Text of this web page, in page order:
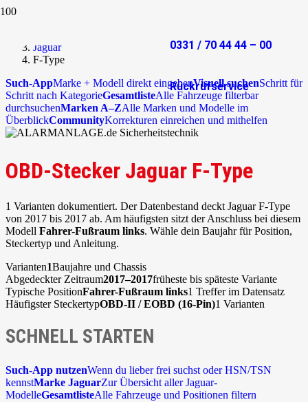
0331 / 70 44 44 – 00
Rückrufservice
Jaguar
F-Type
Such-AppMarke + Modell direkt eingebenVisuell suchenSchritt für
Schritt nach KategorieGesamtlisteAlle Fahrzeuge filterbar
durchsuchenMarken A–ZAlle Marken und Modelle im
ÜberblickCommunityKorrekturen einreichen und mithelfen
OBD-Stecker Jaguar F-Type
1 Varianten dokumentiert. Der Datenbestand deckt Jaguar F-Type
von 2017 bis 2017 ab. Am häufigsten sitzt der Anschluss bei diesem
Modell Fahrer-Fußraum links. Wähle dein Baujahr für Position,
Steckertyp und Anleitung.
Varianten1Baujahre und Chassis
Abgedeckter Zeitraum2017–2017früheste bis späteste Variante
Typische PositionFahrer-Fußraum links1 Treffer im Datensatz
Häufigster SteckertypOBD-II / EOBD (16-Pin)1 Varianten
SCHNELL STARTEN
Such-App nutzenWenn du lieber frei suchst oder HSN/TSN
kennstMarke JaguarZur Übersicht aller Jaguar-
ModelleGesamtlisteAlle Fahrzeuge und Positionen filtern